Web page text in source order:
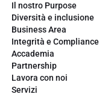
Il nostro Purpose
Diversità e inclusione
Business Area
Integrità e Compliance
Accademia
Partnership
Lavora con noi
Servizi